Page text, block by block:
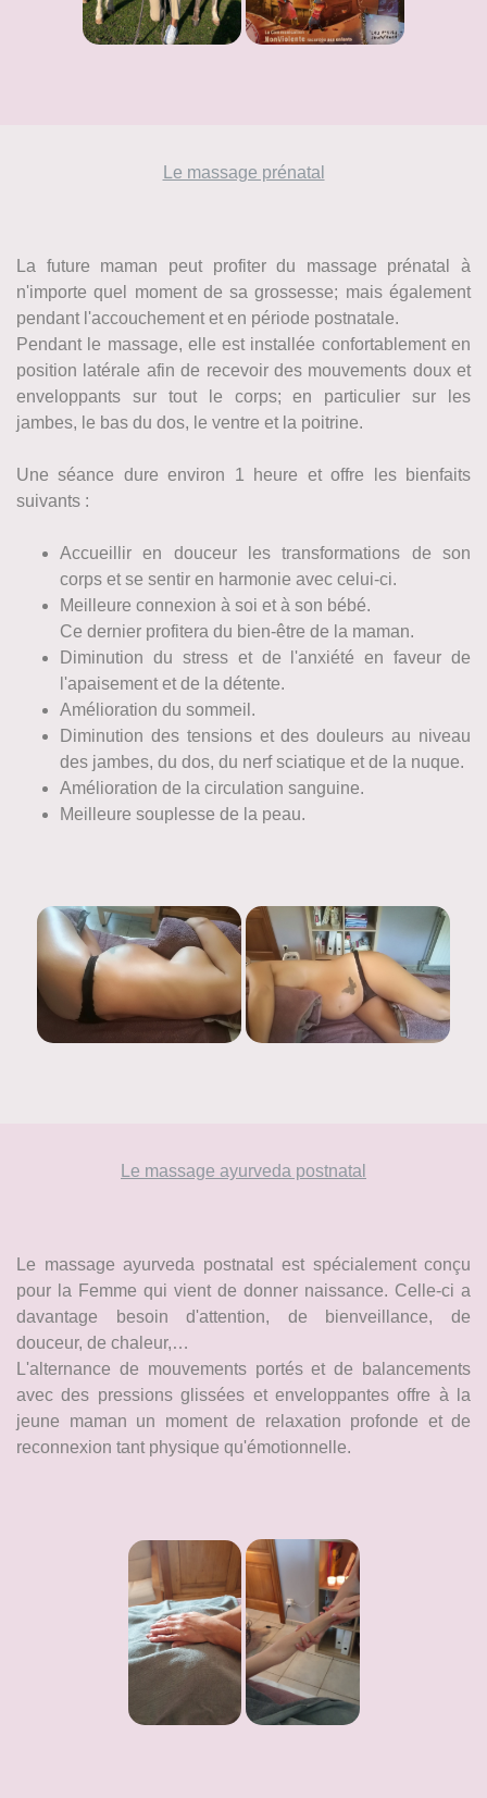
Le massage prénatal
La future maman peut profiter du massage prénatal à
n'importe quel moment de sa grossesse; mais également
pendant l'accouchement et en période postnatale.
Pendant le massage, elle est installée confortablement en
position latérale afin de recevoir des mouvements doux et
enveloppants sur tout le corps; en particulier sur les
jambes, le bas du dos, le ventre et la poitrine.
Une séance dure environ 1 heure et offre les bienfaits
suivants :
Accueillir en douceur les transformations de son
corps et se sentir en harmonie avec celui-ci.
Meilleure connexion à soi et à son bébé.
Ce dernier profitera du bien-être de la maman.
Diminution du stress et de l'anxiété en faveur de
l'apaisement et de la détente.
Amélioration du sommeil.
Diminution des tensions et des douleurs au niveau
des jambes, du dos, du nerf sciatique et de la nuque.
Amélioration de la circulation sanguine.
Meilleure souplesse de la peau.
Le massage ayurveda postnatal
Le massage ayurveda postnatal est spécialement conçu
pour la Femme qui vient de donner naissance. Celle-ci a
davantage besoin d'attention, de bienveillance, de
douceur, de chaleur,…
L'alternance de mouvements portés et de balancements
avec des pressions glissées et enveloppantes offre à la
jeune maman un moment de relaxation profonde et de
reconnexion tant physique qu'émotionnelle.